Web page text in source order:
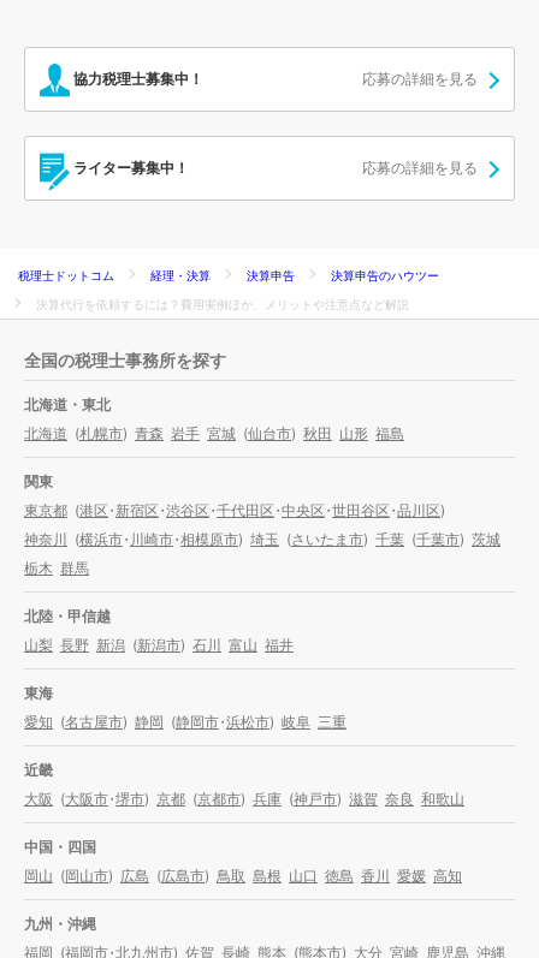
協力税理士募集中！ 応募の詳細を見る
ライター募集中！ 応募の詳細を見る
税理士ドットコム 経理・決算 決算申告
決算申告のハウツー
決算代行を依頼するには？費用実例ほか、メリットや注意点など解説
全国の税理士事務所を探す
北海道・東北
北海道 (札幌市) 青森 岩手 宮城 (仙台市) 秋田 山形 福島
関東
東京都 (港区・新宿区・渋谷区・千代田区・中央区・世田谷区・品川区)
神奈川
(横浜市・ 川崎市・相模原市) 埼玉 (さいたま市) 千葉 (千葉市) 茨城
栃木 群馬
北陸・甲信越
山梨 長野 新潟 (新潟市) 石川 富山 福井
東海
愛知 (名古屋市) 静岡 (静岡市・浜松市) 岐阜 三重
近畿
大阪 (大阪市・堺市) 京都 (京都市) 兵庫 (神戸市) 滋賀 奈良 和歌山
中国・四国
岡山 (岡山市) 広島 (広島市) 鳥取 島根 山口 徳島 香川 愛媛 高知
九州・沖縄
福岡 (福岡市・北九州市) 佐賀 長崎 熊本 (熊本市) 大分 宮崎 鹿児島 沖縄